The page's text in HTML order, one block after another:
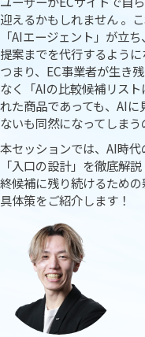
迎えるかもしれません 。
「AIエージェント」が立
提案までを代行するように
つまり、EC事業者が生き
なく「AIの比較候補リス
れた商品であっても、AI
ないも同然になってしまう
本セッションでは、AI時
「入口の設計」を徹底解
終候補に残り続けるため
具体策をご紹介します！